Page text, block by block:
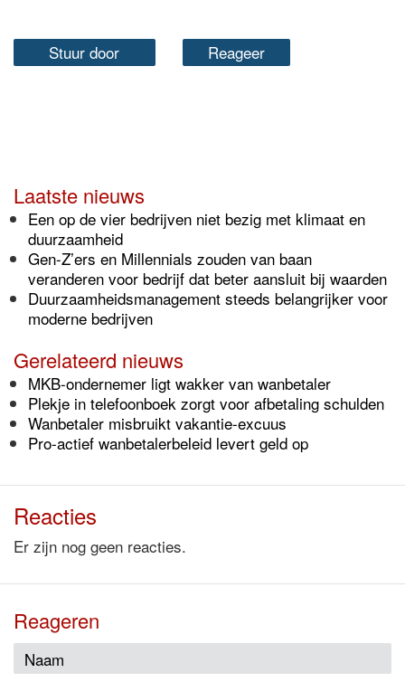
Stuur door Reageer
Laatste nieuws
Een op de vier bedrijven niet bezig met klimaat en
duurzaamheid
Gen-Z’ers en Millennials zouden van baan
veranderen voor bedrijf dat beter aansluit bij waarden
Duurzaamheidsmanagement steeds belangrijker voor
moderne bedrijven
Gerelateerd nieuws
MKB-ondernemer ligt wakker van wanbetaler
Plekje in telefoonboek zorgt voor afbetaling schulden
Wanbetaler misbruikt vakantie-excuus
Pro-actief wanbetalerbeleid levert geld op
Reacties
Er zijn nog geen reacties.
Reageren